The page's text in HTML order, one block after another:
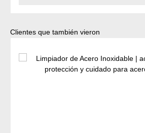
Omitir la galería de productos
Clientes que también vieron